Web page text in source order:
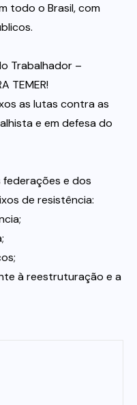
todo o Brasil, com
Trabalhador –
TEMER!
as lutas contra as
e em defesa do
federações e dos
de resistência:
à reestruturação e a